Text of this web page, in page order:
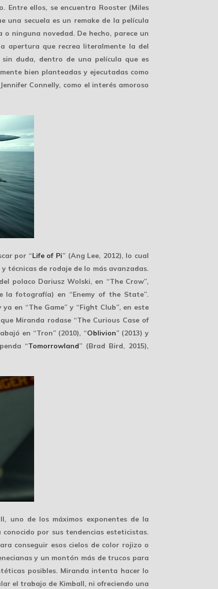
Entre ellos, se encuentra Rooster (Miles
una secuela es un remake de la película
ninguna novedad. De hecho, parece un
apertura que recrea literalmente la del
duda, dentro de una película que es
bien planteadas y ejecutadas como
Connelly, como el interés amoroso
por “Life of Pi” (Ang Lee, 2012), lo cual
técnicas de rodaje de lo más avanzadas.
polaco Dariusz Wolski, en “The Crow”,
la fotografía) en “Enemy of the State”.
ya en “The Game” y “Fight Club”, en este
Miranda rodase “The Curious Case of
en “Tron” (2010), “Oblivion” (2013) y
“Tomorrowland” (Brad Bird, 2015),
, uno de los máximos exponentes de la
por sus tendencias esteticistas.
conseguir esos cielos de color rojizo o
y un montón más de trucos para
posibles. Miranda intenta hacer lo
el trabajo de Kimball, ni ofreciendo una